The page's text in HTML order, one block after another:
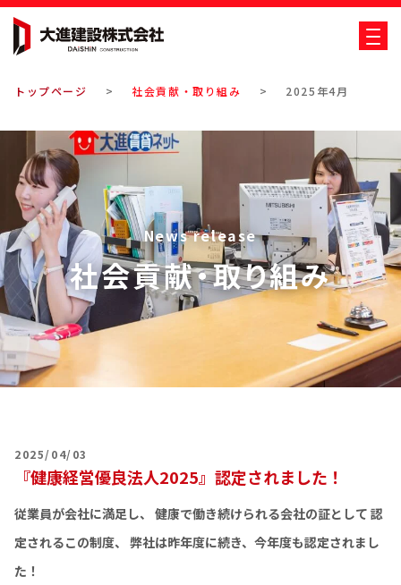
トップページ 社会貢献・取り組み 2025年4月
News release
社会貢献・取り組み
2025/04/03
『健康経営優良法人2025』認定されました！
従業員が会社に満足し、 健康で働き続けられる会社の証として 認
定されるこの制度、 弊社は昨年度に続き、今年度も認定されまし
た！